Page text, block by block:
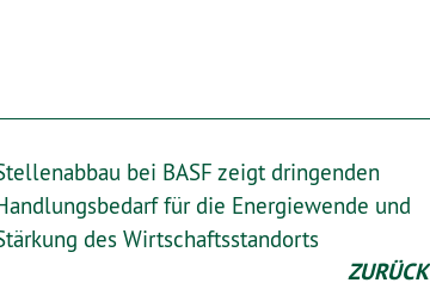
bei BASF zeigt dringenden
für die Energiewende und
des Wirtschaftsstandorts
ZURÜCK